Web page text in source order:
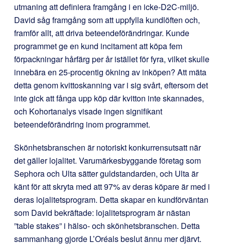
utmaning att definiera framgång i en icke-D2C-miljö.
David såg framgång som att uppfylla kundlöften och,
framför allt, att driva beteendeförändringar. Kunde
programmet ge en kund incitament att köpa fem
förpackningar hårfärg per år istället för fyra, vilket skulle
innebära en 25-procentig ökning av inköpen? Att mäta
detta genom kvittoskanning var i sig svårt, eftersom det
inte gick att fånga upp köp där kvitton inte skannades,
och Kohortanalys visade ingen signifikant
beteendeförändring inom programmet.
Skönhetsbranschen är notoriskt konkurrensutsatt när
det gäller lojalitet. Varumärkesbyggande företag som
Sephora och Ulta sätter guldstandarden, och Ulta är
känt för att skryta med att 97% av deras köpare är med i
deras lojalitetsprogram. Detta skapar en kundförväntan
som David bekräftade: lojalitetsprogram är nästan
”table stakes” i hälso- och skönhetsbranschen. Detta
sammanhang gjorde L’Oréals beslut ännu mer djärvt.